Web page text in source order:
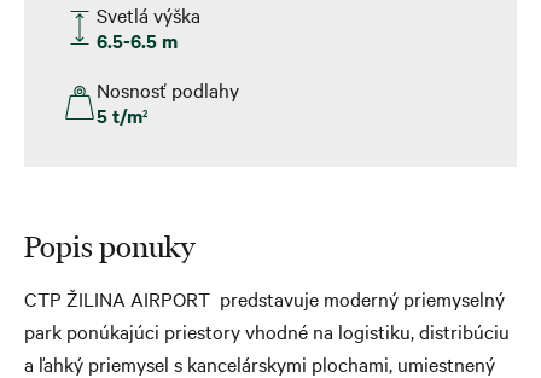
Svetlá výška
6.5-6.5 m
Nosnosť podlahy
5 t/m2
Popis ponuky
CTP ŽILINA AIRPORT predstavuje moderný priemyselný
park ponúkajúci priestory vhodné na logistiku, distribúciu
a ľahký priemysel s kancelárskymi plochami, umiestnený